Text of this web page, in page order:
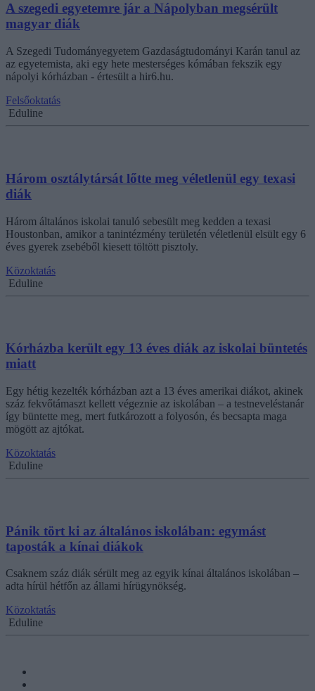
A szegedi egyetemre jár a Nápolyban megsérült
magyar diák
A Szegedi Tudományegyetem Gazdaságtudományi Karán tanul az
az egyetemista, aki egy hete mesterséges kómában fekszik egy
nápolyi kórházban - értesült a hir6.hu.
Felsőoktatás
Eduline
Három osztálytársát lőtte meg véletlenül egy texasi
diák
Három általános iskolai tanuló sebesült meg kedden a texasi
Houstonban, amikor a tanintézmény területén véletlenül elsült egy 6
éves gyerek zsebéből kiesett töltött pisztoly.
Közoktatás
Eduline
Kórházba került egy 13 éves diák az iskolai büntetés
miatt
Egy hétig kezelték kórházban azt a 13 éves amerikai diákot, akinek
száz fekvőtámaszt kellett végeznie az iskolában – a testneveléstanár
így büntette meg, mert futkározott a folyosón, és becsapta maga
mögött az ajtókat.
Közoktatás
Eduline
Pánik tört ki az általános iskolában: egymást
taposták a kínai diákok
Csaknem száz diák sérült meg az egyik kínai általános iskolában –
adta hírül hétfőn az állami hírügynökség.
Közoktatás
Eduline